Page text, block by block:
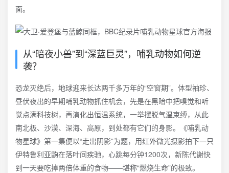
面。
从“暗夜小兽”到“深蓝巨灵”，哺乳动物如何逆
袭？
恐龙灭绝后，地球迎来长达两千多万年的“空窗期”。体型袖珍、
昼伏夜出的早期哺乳动物抓住机会，先是在黑暗中把嗅觉和听
觉点满科技树，再演化出恒温系统，一举摆脱气温束缚，从此
南北极、沙漠、深海、高原，到处都有它们的身影。《哺乳动
物星球》第一集便以“走出阴影”为题，用红外微光摄影拍下一只
伊特鲁利亚鼩在落叶间疾驰，心跳每分钟1200次，新陈代谢快
到一天要吃掉两倍体重的食物——堪称“燃烧生命”的极致。